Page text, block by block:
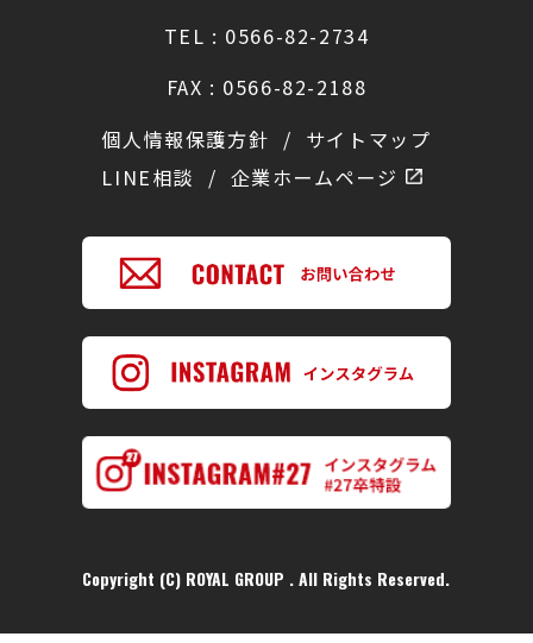
TEL : 0566-82-2734
FAX : 0566-82-2188
個人情報保護方針 / サイトマップ
LINE相談
/ 企業ホームページ
Copyright (C) ROYAL GROUP . All Rights Reserved.